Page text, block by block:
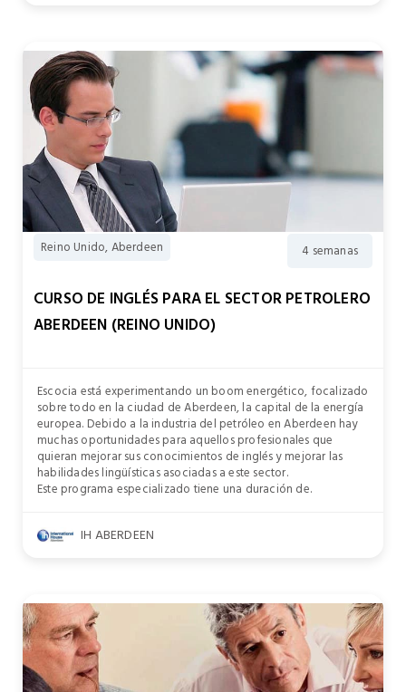
Reino Unido, Aberdeen 4 semanas
CURSO DE INGLÉS PARA EL SECTOR PETROLERO
ABERDEEN (REINO UNIDO)
Escocia está experimentando un boom energético, focalizado
sobre todo en la ciudad de Aberdeen, la capital de la energía
europea. Debido a la industria del petróleo en Aberdeen hay
muchas oportunidades para aquellos profesionales que
quieran mejorar sus conocimientos de inglés y mejorar las
habilidades lingüísticas asociadas a este sector.
Este programa especializado tiene una duración de.
IH ABERDEEN